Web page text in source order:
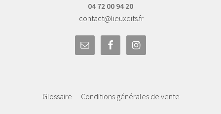
04 72 00 94 20
contact@lieuxdits.fr
Glossaire Conditions générales de vente